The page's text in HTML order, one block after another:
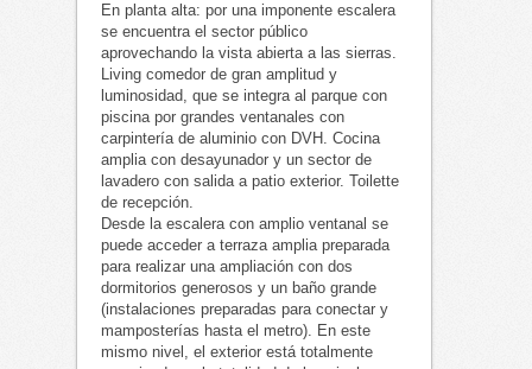
En planta alta: por una imponente escalera
se encuentra el sector público
aprovechando la vista abierta a las sierras.
Living comedor de gran amplitud y
luminosidad, que se integra al parque con
piscina por grandes ventanales con
carpintería de aluminio con DVH. Cocina
amplia con desayunador y un sector de
lavadero con salida a patio exterior. Toilette
de recepción.
Desde la escalera con amplio ventanal se
puede acceder a terraza amplia preparada
para realizar una ampliación con dos
dormitorios generosos y un baño grande
(instalaciones preparadas para conectar y
mamposterías hasta el metro). En este
mismo nivel, el exterior está totalmente